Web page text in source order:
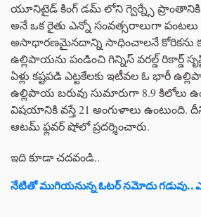
యూనిటైడ్ కింగ్ డమ్ లోని గ్వెర్న్సే ప్రాంతానికి
అనే ఒక రైతు ఎన్నో సంవత్సరాలుగా పంటలు
అసాధారణమైనదాన్ని సాధించాలనే కోరికను
ఉల్లిపాయను పండించి గిన్నిస్ వరల్డ్ రికార్డ్
ఏళ్లు కష్టపడి ఎట్టకేలకు ఇటీవల ఓ భారీ
ఉల్లిపాయ బరువు సుమారుగా 8.9 కిలోలు
విషయానికి వస్తే 21 అంగుళాలు
ఆటమ్ ఫ్లవర్ షోలో ప్రదర్శించారు.
ఇది కూడా చదవండి..
నేటితో ముగియనున్న ఓటర్‌ నమోదు గడువు..